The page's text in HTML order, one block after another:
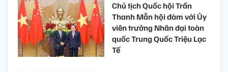
Chủ tịch Quốc hội Trần
Thanh Mẫn hội đàm với Ủy
viên trưởng Nhân đại toàn
quốc Trung Quốc Triệu Lạc
Tế